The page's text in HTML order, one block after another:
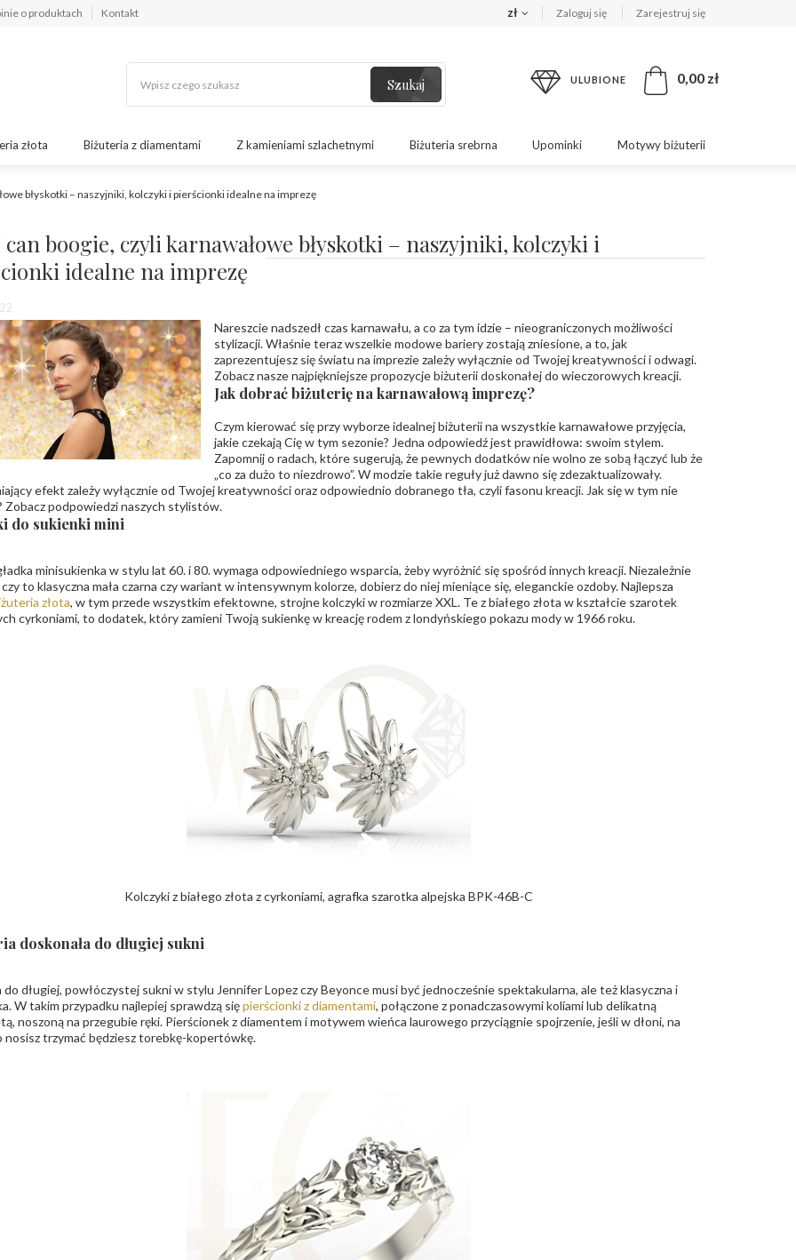
o produktach Kontakt zł Zaloguj się Zarejestruj się
Szukaj ULUBIONE 0,00 zł
złota Biżuteria z diamentami Z kamieniami szlachetnymi Biżuteria srebrna Upominki Motywy biżuterii
błyskotki – naszyjniki, kolczyki i pierścionki idealne na imprezę
can boogie, czyli karnawałowe błyskotki – naszyjniki, kolczyki i
idealne na imprezę
Nareszcie nadszedł czas karnawału, a co za tym idzie – nieograniczonych możliwości
stylizacji. Właśnie teraz wszelkie modowe bariery zostają zniesione, a to, jak
zaprezentujesz się światu na imprezie zależy wyłącznie od Twojej kreatywności i odwagi.
Zobacz nasze najpiękniejsze propozycje biżuterii doskonałej do wieczorowych kreacji.
Jak dobrać biżuterię na karnawałową imprezę?
Czym kierować się przy wyborze idealnej biżuterii na wszystkie karnawałowe przyjęcia,
jakie czekają Cię w tym sezonie? Jedna odpowiedź jest prawidłowa: swoim stylem.
Zapomnij o radach, które sugerują, że pewnych dodatków nie wolno ze sobą łączyć lub że
„co za dużo to niezdrowo”. W modzie takie reguły już dawno się zdezaktualizowały.
efekt zależy wyłącznie od Twojej kreatywności oraz odpowiednio dobranego tła, czyli fasonu kreacji. Jak się w tym nie
Zobacz podpowiedzi naszych stylistów.
do sukienki mini
minisukienka w stylu lat 60. i 80. wymaga odpowiedniego wsparcia, żeby wyróżnić się spośród innych kreacji. Niezależnie
to klasyczna mała czarna czy wariant w intensywnym kolorze, dobierz do niej mieniące się, eleganckie ozdoby. Najlepsza
złota, w tym przede wszystkim efektowne, strojne kolczyki w rozmiarze XXL. Te z białego złota w kształcie szarotek
cyrkoniami, to dodatek, który zamieni Twoją sukienkę w kreację rodem z londyńskiego pokazu mody w 1966 roku.
Kolczyki z białego złota z cyrkoniami, agrafka szarotka alpejska BPK-46B-C
doskonała do długiej sukni
do długiej, powłóczystej sukni w stylu Jennifer Lopez czy Beyonce musi być jednocześnie spektakularna, ale też klasyczna i
W takim przypadku najlepiej sprawdzą siępierścionki z diamentami, połączone z ponadczasowymi koliami lub delikatną
noszoną na przegubie ręki. Pierścionek z diamentem i motywem wieńca laurowego przyciągnie spojrzenie, jeśli w dłoni, na
nosisz trzymać będziesz torebkę-kopertówkę.